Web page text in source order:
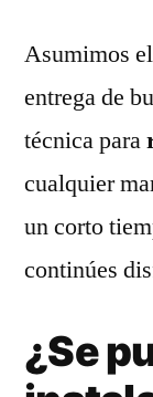
Asumimos
entrega de
técnica para
cualquier
un corto
continúes
¿Se